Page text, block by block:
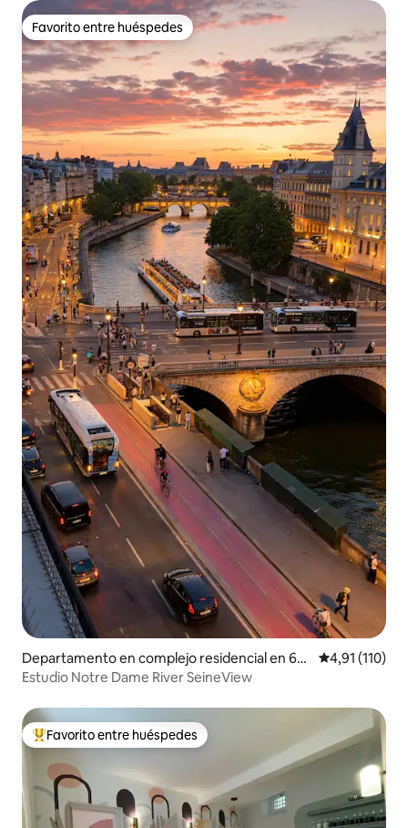
Favorito entre huéspedes
Favorito entre huéspedes
Departamento en complejo residencial en 6º
Arrondissement
Calificación
4,91 (110)
Estudio Notre Dame River SeineView
Favorito entre los huéspedes más destacados
Favorito entre huéspedes